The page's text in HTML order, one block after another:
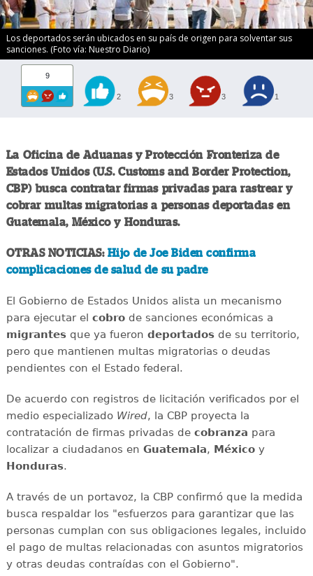
Los deportados serán ubicados en su país de origen para solventar sus
sanciones. (Foto vía: Nuestro Diario)
9
2 3 3 1
La Oficina de Aduanas y Protección Fronteriza de
Estados Unidos (U.S. Customs and Border Protection,
CBP) busca contratar firmas privadas para rastrear y
cobrar multas migratorias a personas deportadas en
Guatemala, México y Honduras.
OTRAS NOTICIAS:Hijo de Joe Biden confirma
complicaciones de salud de su padre
El Gobierno de Estados Unidos alista un mecanismo
para ejecutar el cobrode sanciones económicas a
migrantesque ya fueron deportadosde su territorio,
pero que mantienen multas migratorias o deudas
pendientes con el Estado federal.
De acuerdo con registros de licitación verificados por el
medio especializado Wired, la CBP proyecta la
contratación de firmas privadas de cobranza para
localizar a ciudadanos en Guatemala, Méxicoy
Honduras.
A través de un portavoz, la CBP confirmó que la medida
busca respaldar los "esfuerzos para garantizar que las
personas cumplan con sus obligaciones legales, incluido
el pago de multas relacionadas con asuntos migratorios
y otras deudas contraídas con el Gobierno".